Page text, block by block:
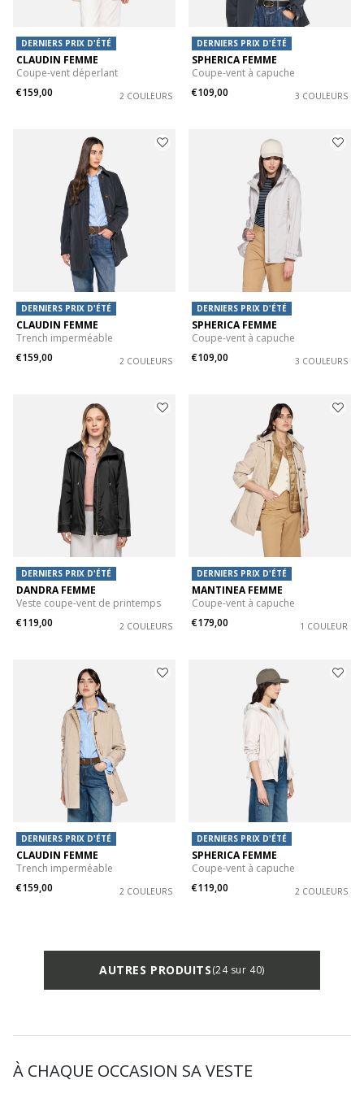
DERNIERS PRIX D'ÉTÉ
CLAUDIN FEMME
Coupe-vent déperlant
€159,00
2 COULEURS
DERNIERS PRIX D'ÉTÉ
SPHERICA FEMME
Coupe-vent à capuche
€109,00
3 COULEURS
DERNIERS PRIX D'ÉTÉ
CLAUDIN FEMME
Trench imperméable
€159,00
2 COULEURS
DERNIERS PRIX D'ÉTÉ
SPHERICA FEMME
Coupe-vent à capuche
€109,00
3 COULEURS
DERNIERS PRIX D'ÉTÉ
DANDRA FEMME
Veste coupe-vent de printemps
€119,00
2 COULEURS
DERNIERS PRIX D'ÉTÉ
MANTINEA FEMME
Coupe-vent à capuche
€179,00
1 COULEUR
DERNIERS PRIX D'ÉTÉ
CLAUDIN FEMME
Trench imperméable
€159,00
2 COULEURS
DERNIERS PRIX D'ÉTÉ
SPHERICA FEMME
Coupe-vent à capuche
€119,00
2 COULEURS
AUTRES PRODUITS(24 sur 40)
À CHAQUE OCCASION SA VESTE